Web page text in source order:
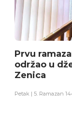
Prvu
održao u
Zenica
Petak | 5. Ramazan